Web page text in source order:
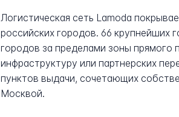
Логистическая сеть Lamoda
российских городов. 66
городов за пределами зоны прямого
инфраструктуру или партнерских
пунктов выдачи, сочетающих
Москвой.